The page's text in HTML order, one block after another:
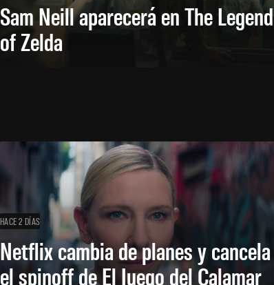
Sam Neill aparecerá en The Legend
of Zelda
HACE 2 DÍAS
Netflix cambia de planes y cancela
el spinoff de El Juego del Calamar